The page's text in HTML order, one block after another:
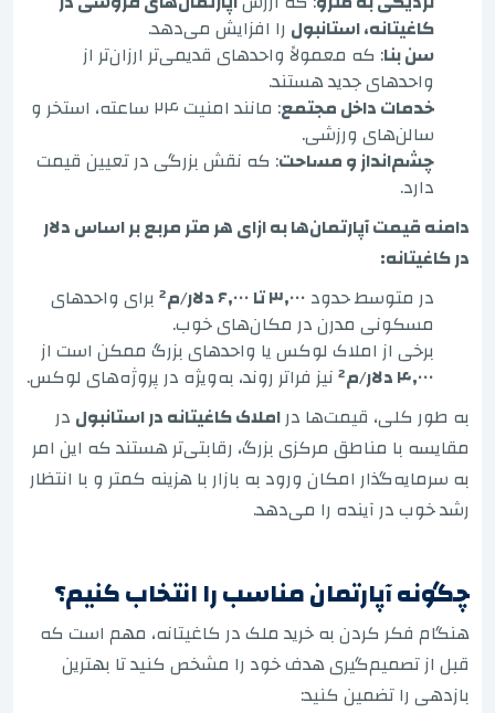
کاغیتانه، استانبول را افزایش می‌دهد.
سن بنا: که معمولاً واحدهای قدیمی‌تر ارزان‌تر از
واحدهای جدید هستند.
خدمات داخل مجتمع
: مانند امنیت ۲۴ ساعته، استخر و
سالن‌های ورزشی.
چشم‌انداز و مساحت: که نقش بزرگی در تعیین قیمت
دارد.
دامنه قیمت آپارتمان‌ها به ازای هر متر مربع بر اساس دلار
در کاغیتانه:
در متوسط حدود ۳,۰۰۰ تا ۶,۰۰۰ دلار/م²
برای واحدهای
مسکونی مدرن در مکان‌های خوب.
برخی از املاک لوکس یا واحدهای بزرگ ممکن است از
۴,۰۰۰ دلار/م²
نیز فراتر روند، به‌ویژه در پروژه‌های لوکس.
به طور کلی، قیمت‌ها دراملاک کاغیتانه در استانبول در
مقایسه با مناطق مرکزی بزرگ، رقابتی‌تر هستند که این امر
به سرمایه‌گذار امکان ورود به بازار با هزینه کمتر و با انتظار
رشد خوب در آینده را می‌دهد.
چگونه آپارتمان مناسب را انتخاب کنیم؟
هنگام فکر کردن به خرید ملک در کاغیتانه، مهم است که
قبل از تصمیم‌گیری هدف خود را مشخص کنید تا بهترین
بازدهی را تضمین کنید: